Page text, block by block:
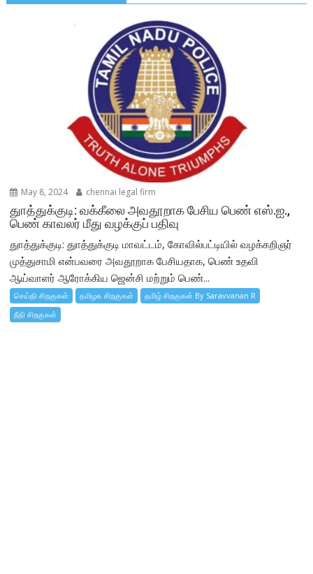
May 8, 2024 chennai legal firm
துாத்துக்குடி: வக்கீலை அவதூறாக பேசிய பெண் எஸ்.ஐ.,
பெண் காவலர் மீது வழக்குப் பதிவு
துாத்துக்குடி: துாத்துக்குடி மாவட்டம், கோவில்பட்டியில் வழக்கறிஞர்
முத்துசாமி என்பவரை அவதூறாக பேசியதாக, பெண் உதவி
ஆய்வாளர் ஆரோக்கிய ஜென்சி மற்றும் பெண்...
செய்தி சிறகுகள் தமிழக சிறகுகள்
தமிழ் சிறகுகள் By Saravvanan R
நீதி சிறகுகள்